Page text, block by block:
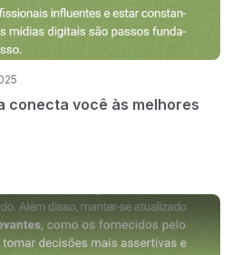
conecta você às melhores